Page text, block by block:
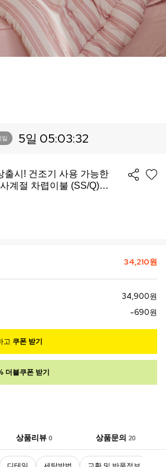
일 5일 05:03:30
출시! 건조기 사용 가능한
계절 차렵이불 (SS/Q)
34,210원
34,900원
-690원
고 쿠폰 받기
더블쿠폰 받기
상품리뷰 0 상품문의 20